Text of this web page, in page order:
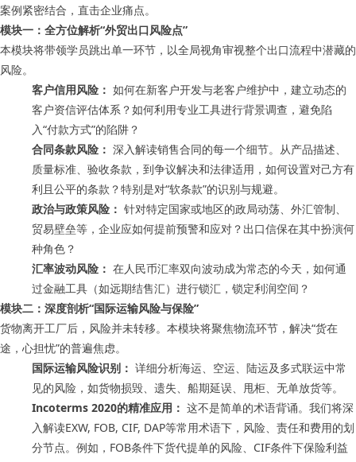
案例紧密结合，直击企业痛点。
模块一：全方位解析“外贸出口风险点”
本模块将带领学员跳出单一环节，以全局视角审视整个出口流程中潜藏的
风险。
客户信用风险： 如何在新客户开发与老客户维护中，建立动态的
客户资信评估体系？如何利用专业工具进行背景调查，避免陷
入“付款方式”的陷阱？
合同条款风险： 深入解读销售合同的每一个细节。从产品描述、
质量标准、验收条款，到争议解决和法律适用，如何设置对己方有
利且公平的条款？特别是对“软条款”的识别与规避。
政治与政策风险： 针对特定国家或地区的政局动荡、外汇管制、
贸易壁垒等，企业应如何提前预警和应对？出口信保在其中扮演何
种角色？
汇率波动风险： 在人民币汇率双向波动成为常态的今天，如何通
过金融工具（如远期结售汇）进行锁汇，锁定利润空间？
模块二：深度剖析“国际运输风险与保险”
货物离开工厂后，风险并未转移。本模块将聚焦物流环节，解决“货在
途，心担忧”的普遍焦虑。
国际运输风险识别： 详细分析海运、空运、陆运及多式联运中常
见的风险，如货物损毁、遗失、船期延误、甩柜、无单放货等。
Incoterms 2020的精准应用： 这不是简单的术语背诵。我们将深
入解读EXW, FOB, CIF, DAP等常用术语下，风险、责任和费用的划
分节点。例如，FOB条件下货代提单的风险、CIF条件下保险利益